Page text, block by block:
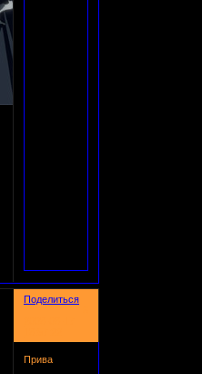
Поделиться
Прива